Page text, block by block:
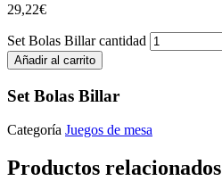
29,22€
Set Bolas Billar cantidad
Añadir al carrito
Set Bolas Billar
Categoría Juegos de mesa
Productos relacionados